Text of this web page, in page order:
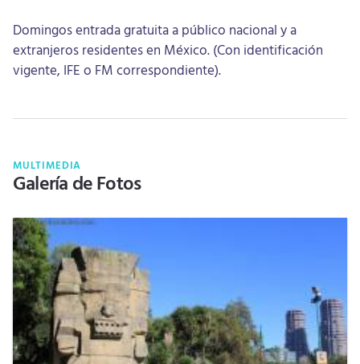
Domingos entrada gratuita a público nacional y a
extranjeros residentes en México. (Con identificación
vigente, IFE o FM correspondiente).
MULTIMEDIA
Galería de Fotos